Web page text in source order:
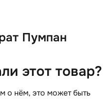
Пумпан
этот товар?
о нём, это может быть